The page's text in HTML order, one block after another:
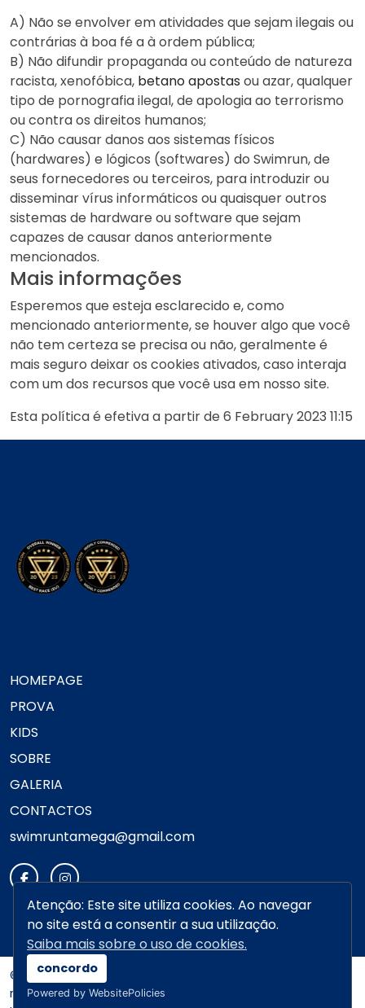
Atenção: Este site utiliza cookies. Ao navegar
no site está a consentir a sua utilização.
Saiba mais sobre o uso de cookies.
concordo
Powered by WebsitePolicies
A) Não se envolver em atividades que sejam ilegais ou
contrárias à boa fé a à ordem pública;
B) Não difundir propaganda ou conteúdo de natureza
racista, xenofóbica, betano apostas ou azar, qualquer
tipo de pornografia ilegal, de apologia ao terrorismo
ou contra os direitos humanos;
C) Não causar danos aos sistemas físicos
(hardwares) e lógicos (softwares) do Swimrun, de
seus fornecedores ou terceiros, para introduzir ou
disseminar vírus informáticos ou quaisquer outros
sistemas de hardware ou software que sejam
capazes de causar danos anteriormente
mencionados.
Mais informações
Esperemos que esteja esclarecido e, como
mencionado anteriormente, se houver algo que você
não tem certeza se precisa ou não, geralmente é
mais seguro deixar os cookies ativados, caso interaja
com um dos recursos que você usa em nosso site.
Esta política é efetiva a partir de 6 February 2023 11:15
HOMEPAGE
PROVA
KIDS
SOBRE
GALERIA
CONTACTOS
swimruntamega@gmail.com
© 2026 swimrun Por
reservados|Política de Privacidade |